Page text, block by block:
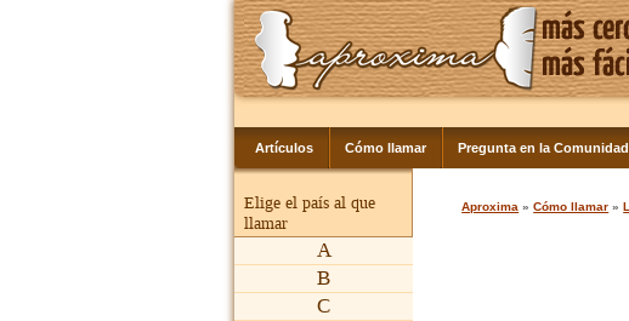
Artículos Cómo llamar Pregunta en la Comunidad
Elige el país al que
llamar
A
B
C
Aproxima »Cómo llamar »L